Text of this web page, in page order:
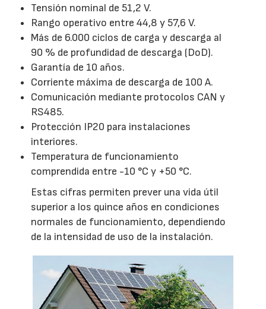
Tensión nominal de 51,2 V.
Rango operativo entre 44,8 y 57,6 V.
Más de 6.000 ciclos de carga y descarga al
90 % de profundidad de descarga (DoD).
Garantía de 10 años.
Corriente máxima de descarga de 100 A.
Comunicación mediante protocolos CAN y
RS485.
Protección IP20 para instalaciones
interiores.
Temperatura de funcionamiento
comprendida entre -10 °C y +50 °C.
Estas cifras permiten prever una vida útil
superior a los quince años en condiciones
normales de funcionamiento, dependiendo
de la intensidad de uso de la instalación.